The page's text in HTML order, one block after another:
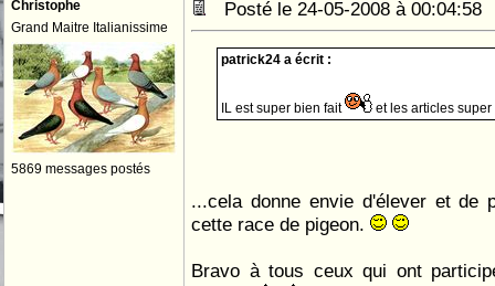
Christophe
Grand Maitre Italianissime
5869 messages postés
Posté le 24-05-2008 à
patrick24 a écrit :
IL est super bien fait et les articles
...cela donne envie d'élever et de
cette race de pigeon.
Bravo à tous ceux qui ont